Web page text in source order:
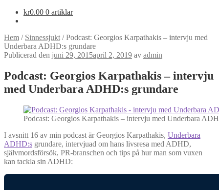
kr0.00 0 artiklar
Hem / Sinnessjukt /Podcast: Georgios Karpathakis – intervju med
Underbara ADHD:s grundare
Publicerad den juni 29, 2015april 2, 2019 av admin
Podcast: Georgios Karpathakis – intervju
med Underbara ADHD:s grundare
Podcast: Georgios Karpathakis – intervju med Underbara
I avsnitt 16 av min podcast är Georgios Karpathakis, Underbara
ADHD:s grundare, intervjuad om hans livsresa med ADHD,
självmordsförsök, PR-branschen och tips på hur man som vuxen
kan tackla sin ADHD: